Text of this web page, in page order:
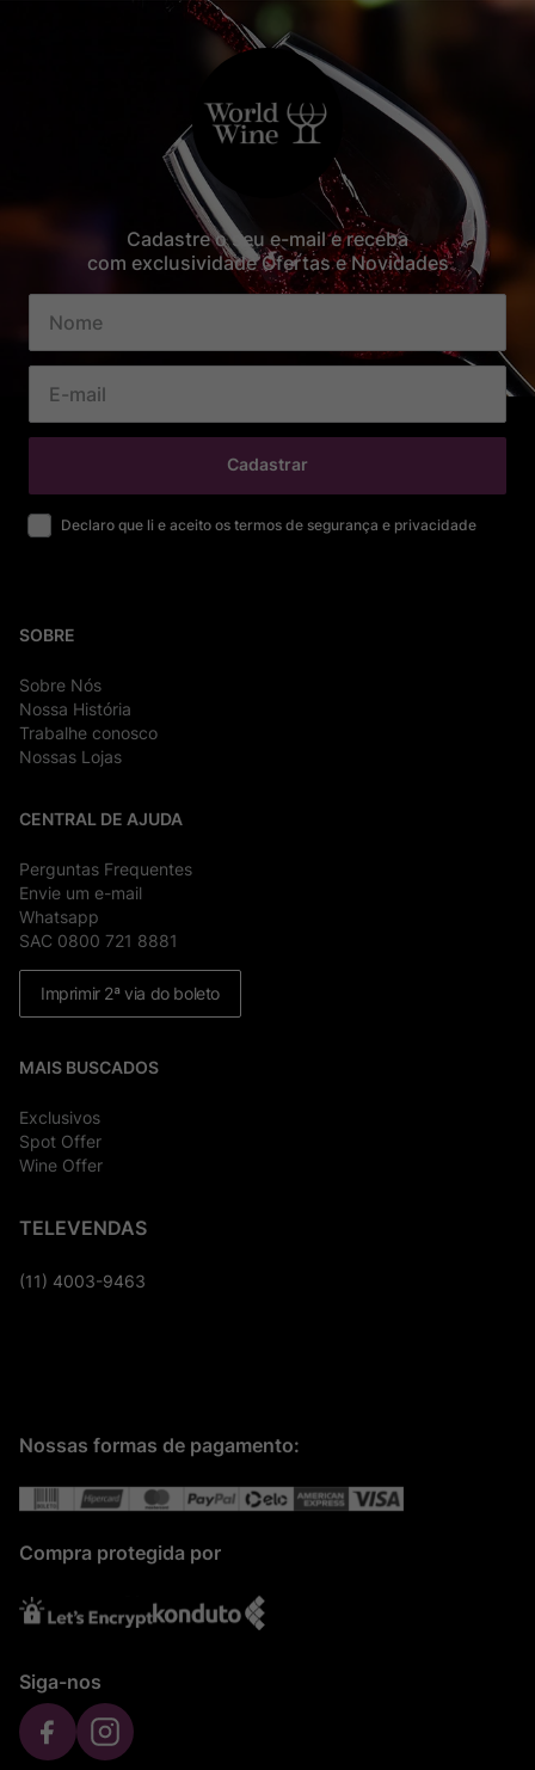
Cadastre o seu e-mail e receba
com exclusividade Ofertas e Novidades
Cadastrar
Declaro que li e aceito os termos de segurança e privacidade
SOBRE
Sobre Nós
Nossa História
Trabalhe conosco
Nossas Lojas
CENTRAL DE AJUDA
Perguntas Frequentes
Envie um e-mail
Whatsapp
SAC 0800 721 8881
Imprimir 2ª via do boleto
MAIS BUSCADOS
Exclusivos
Spot Offer
Wine Offer
TELEVENDAS
(11) 4003-9463
Nossas formas de pagamento:
Compra protegida por
Siga-nos